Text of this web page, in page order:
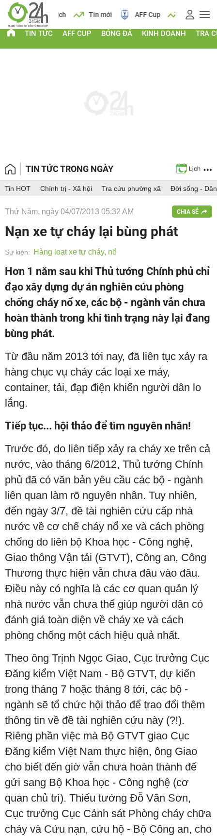
Lịch Tin mới AFF Cup Giá vàng
TIN TỨC AFF CUP BÓNG ĐÁ KINH DOANH TRA
TIN TỨC TRONG NGÀY
Tin HOT Chính trị - Xã hội Tra cứu phường xã Đời sống -
Thứ Năm, ngày 04/07/2013 05:32 AM CHIA SẺ
Nạn xe tự cháy lại bùng phát
Sự kiện: Hàng loạt xe tự cháy, nổ
Hơn 1 năm sau khi Thủ tướng Chính phủ chỉ
đạo xây dựng dự án nghiên cứu phòng
chống cháy nổ xe, các bộ - ngành vẫn chưa
hoàn thành trong khi tình trạng này lại đang
bùng phát.
Từ đầu năm 2013 tới nay, đã liên tục xảy ra
hàng chục vụ cháy các loại xe máy,
container, tải, đạp điện khiến người dân lo
lắng.
Tiếp tục... hội thảo để tìm nguyên nhân!
Trước đó, do liên tiếp xảy ra cháy xe trên cả
nước, vào tháng 6/2012, Thủ tướng Chính
phủ đã có văn bản yêu cầu các bộ - ngành
liên quan làm rõ nguyên nhân. Tuy nhiên,
đến ngày 3/7, đề tài nghiên cứu cấp nhà
nước về cơ chế cháy nổ xe và cách phòng
chống do liên bộ Khoa học - Công nghệ,
Giao thông Vận tải (GTVT), Công an, Công
Thương thực hiện vẫn chưa đâu vào đâu.
Điều này có nghĩa là các cơ quan quản lý
nhà nước vẫn chưa thể giúp người dân có
đánh giá toàn diện về cháy xe và cách
phòng chống một cách hiệu quả nhất.
Theo ông Trịnh Ngọc Giao, Cục trưởng Cục
Đăng kiểm Việt Nam - Bộ GTVT, dự kiến
trong tháng 7 hoặc tháng 8 tới, các bộ -
ngành sẽ tổ chức hội thảo để trao đổi thêm
thông tin về đề tài nghiên cứu này (?!).
Riêng phần việc mà Bộ GTVT giao Cục
Đăng kiểm Việt Nam thực hiện, ông Giao
cho biết đến giờ vẫn chưa hoàn thành để
gửi sang Bộ Khoa học - Công nghệ (cơ
quan chủ trì). Thiếu tướng Đỗ Văn Sơn,
Cục trưởng Cục Cảnh sát Phòng cháy chữa
cháy và Cứu nạn, cứu hộ - Bộ Công an, cho